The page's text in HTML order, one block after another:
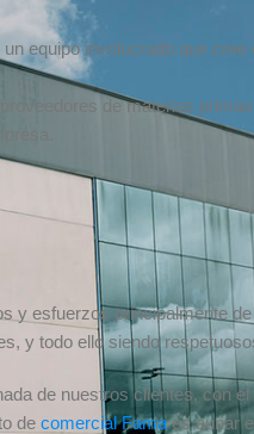
equipo involucrado que
de materias
y esfuerzos principalmente
y todo ello siendo
de nuestros clientes, con
de comercial Famaes aunar